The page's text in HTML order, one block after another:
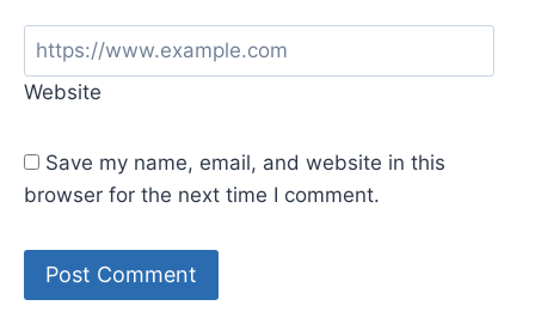
Website
Save my name, email, and website in this
browser for the next time I comment.